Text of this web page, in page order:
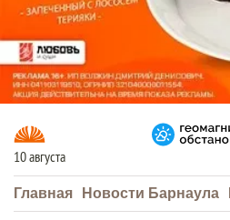
10 августа
Главная Новости Барнаула